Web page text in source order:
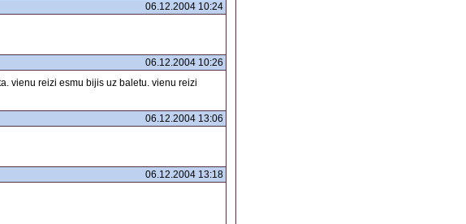
06.12.2004 10:24
06.12.2004 10:26
vienu reizi esmu bijis uz baletu. vienu reizi
06.12.2004 13:06
06.12.2004 13:18